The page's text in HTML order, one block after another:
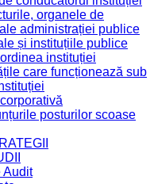
organele de
administrației publice
și instituțiile publice
instituției
care funcționează sub
posturilor scoase
Audit